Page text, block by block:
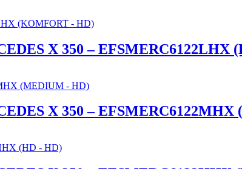
X 350 – EFSMERC6122LHX
X 350 –